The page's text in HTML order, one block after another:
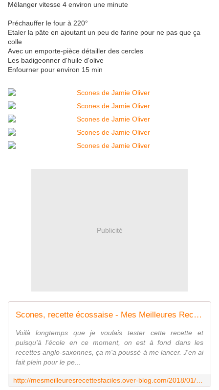
Mélanger vitesse 4 environ une minute
Préchauffer le four à 220°
Etaler la pâte en ajoutant un peu de farine pour ne pas que ça
colle
Avec un emporte-pièce détailler des cercles
Les badigeonner d'huile d'olive
Enfourner pour environ 15 min
Publicité
Scones, recette écossaise - Mes Meilleures Recettes Faciles
Voilà longtemps que je voulais tester cette recette et
puisqu'à l'école en ce moment, on est à fond dans les
recettes anglo-saxonnes, ça m'a poussé à me lancer. J'en ai
fait plein pour le pe...